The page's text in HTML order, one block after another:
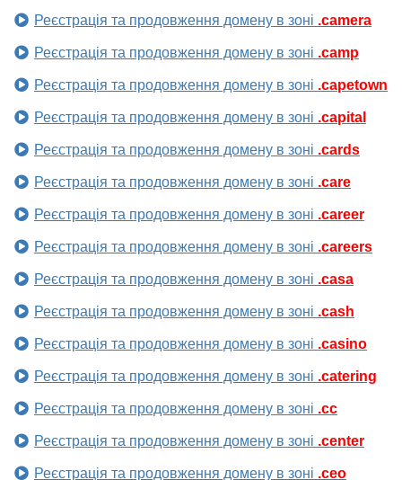
Реєстрація та продовження домену в зоні .camera
Реєстрація та продовження домену в зоні .camp
Реєстрація та продовження домену в зоні .capetown
Реєстрація та продовження домену в зоні .capital
Реєстрація та продовження домену в зоні .cards
Реєстрація та продовження домену в зоні .care
Реєстрація та продовження домену в зоні .career
Реєстрація та продовження домену в зоні .careers
Реєстрація та продовження домену в зоні .casa
Реєстрація та продовження домену в зоні .cash
Реєстрація та продовження домену в зоні .casino
Реєстрація та продовження домену в зоні .catering
Реєстрація та продовження домену в зоні .cc
Реєстрація та продовження домену в зоні .center
Реєстрація та продовження домену в зоні .ceo